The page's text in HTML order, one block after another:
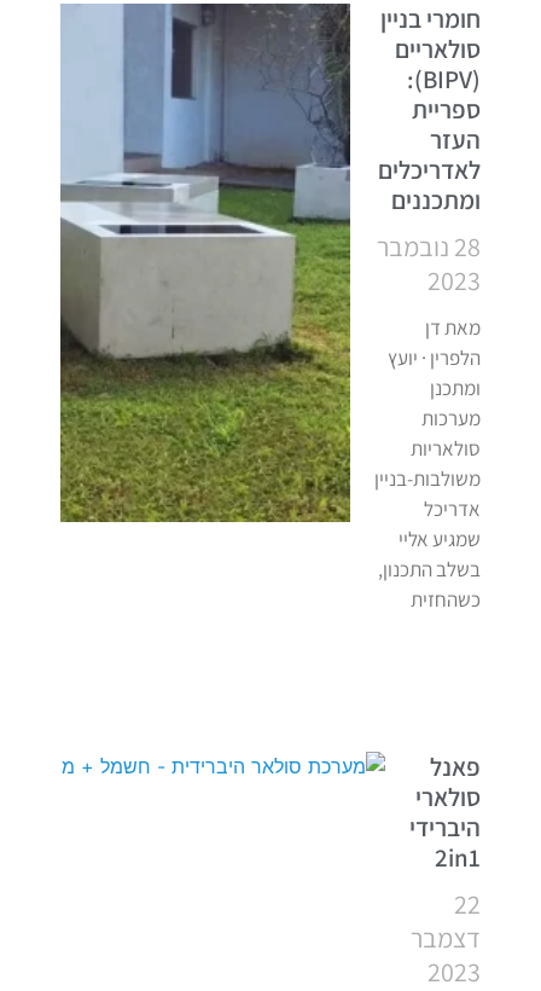
חומרי בניין
סולאריים
(BIPV):
ספריית
העזר
לאדריכלים
ומתכננים
28 נובמבר
2023
מאת דן
הלפרין · יועץ
ומתכנן
מערכות
סולאריות
משולבות-בניין
אדריכל
שמגיע אליי
בשלב התכנון,
כשהחזית
פאנל
סולארי
היברידי
2in1
22
דצמבר
2023